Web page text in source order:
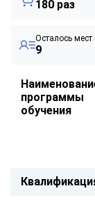
180 раз
Осталось мест
9
программы
обучения